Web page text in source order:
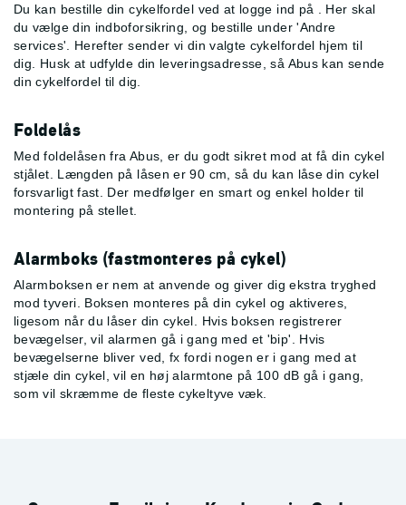
Du kan bestille din cykelfordel ved at logge ind på . Her skal
du vælge din indboforsikring, og bestille under 'Andre
services'. Herefter sender vi din valgte cykelfordel hjem til
dig. Husk at udfylde din leveringsadresse, så Abus kan sende
din cykelfordel til dig.
Foldelås
Med foldelåsen fra Abus, er du godt sikret mod at få din cykel
stjålet. Længden på låsen er 90 cm, så du kan låse din cykel
forsvarligt fast. Der medfølger en smart og enkel holder til
montering på stellet.
Alarmboks (fastmonteres på cykel)
Alarmboksen er nem at anvende og giver dig ekstra tryghed
mod tyveri. Boksen monteres på din cykel og aktiveres,
ligesom når du låser din cykel. Hvis boksen registrerer
bevægelser, vil alarmen gå i gang med et 'bip'. Hvis
bevægelserne bliver ved, fx fordi nogen er i gang med at
stjæle din cykel, vil en høj alarmtone på 100 dB gå i gang,
som vil skræmme de fleste cykeltyve væk.